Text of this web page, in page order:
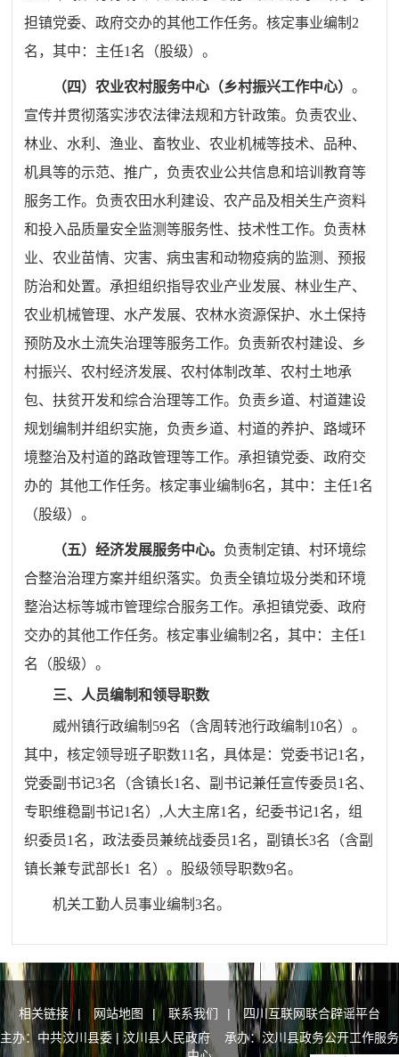
担镇党委、政府交办的其他工作任务。核定事业编制2
名，其中：主任1名（股级）。
（四）农业农村服务中心（乡村振兴工作中心）。
宣传并贯彻落实涉农法律法规和方针政策。负责农业、
林业、水利、渔业、 畜牧业、农业机械等技术、品种、
机具等的示范、推广，负责农业公共信息和培训教育等
服务工作。负责农田水利建设、农产品及相关生产资料
和投入品质量安全监测等服务性、技术性工作。 负责林
业、农业苗情、灾害、病虫害和动物疫病的监测、预报
防治和处置。承担组织指导农业产业发展、林业生产、
农业机械管理、水产发展、农林水资源保护、水土保持
预防及水土流失治理等服务工作。负责新农村建设、乡
村振兴、农村经济发展、农村体制改革、农村土地承
包、扶贫开发和综合治理等工作。负责乡道、村道建设
规划编制并组织实施，负责乡道、村道的养护、路域环
境整治及村道的路政管理等工作。承担镇党委、政府交
办的其他工作任务。核定事业编制6名，其中：主任1名
（股级）。
（五）经济发展服务中心。 负责制定镇、村环境综
合整治治理方案并组织落实。负责全镇垃圾分类和环境
整治达标等城市管理综合服务工作。承担镇党委、政府
交办的其他工作任务。核定事业编制2名，其中：主任1
名（股级）。
三、人员编制和领导职数
威州镇行政编制 59名（含周转池行政编制 10名）。
其中，核定领导班子职数11名，具体是：党委书记1名，
党委副书记3名（含镇长1名、副书记兼任宣传委员1名、
专职维稳副书记1名） ,人大主席1名，纪委书记1名，组
织委员1名，政法委员兼统战委员1名，副镇长3名（含副
镇长兼专武部长1 名）。股级领导职数9名。
机关工勤人员事业编制3名。
相关链接 | 网站地图 | 联系我们 |
四川互联网联合辟谣平台
主办：中共汶川县委 | 汶川县人民政府 承办：汶川县政务公开工作服务